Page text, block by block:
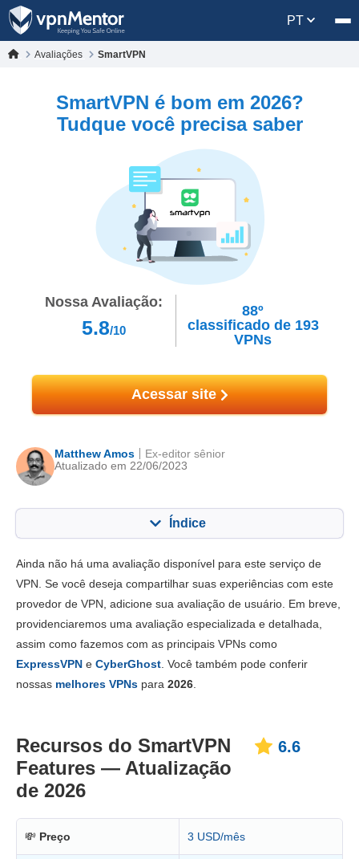
PT
Avaliações SmartVPN
SmartVPN é bom em 2026?
Tudque você precisa saber
Nossa Avaliação:
5.8/10
88º
classificado de 193
VPNs
Acessar site
Matthew Amos
Atualizado em 22/06/2023
Ex-editor sênior
Índice
Principais recursos 6.6
Instalação e apps 6.8
6.7
Confiabilidade e Suporte 6.8
Ainda não há uma avaliação disponível para este serviço de
VPN. Se você deseja compartilhar suas experiências com este
provedor de VPN, adicione sua avaliação de usuário. Em breve,
providenciaremos uma avaliação especializada e detalhada,
assim como fazemos com as principais VPNs como
ExpressVPN e CyberGhost . Você também pode conferir
nossas melhores VPNs para 2026
Recursos do SmartVPN
Features — Atualização
de 2026
6.6
💸 Preço 3 USD/mês